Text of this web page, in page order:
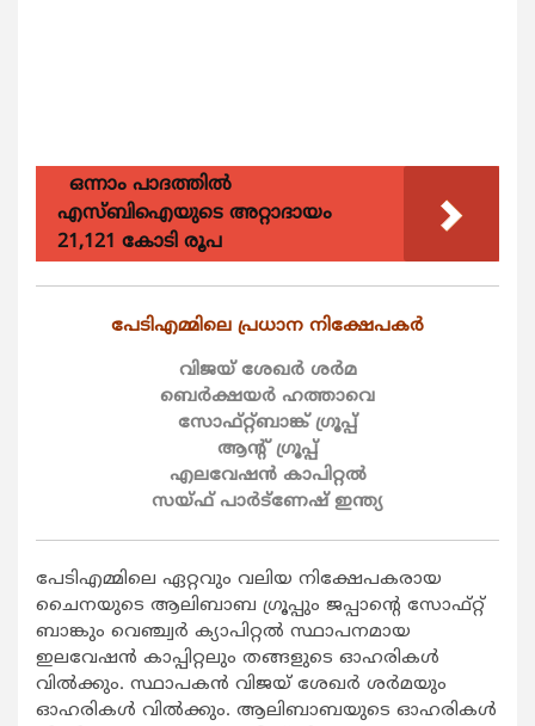
ഒന്നാം പാദത്തിൽ
എസ്ബിഐയുടെ അറ്റാദായം
21,121 കോടി രൂപ
പേടിഎമ്മിലെ പ്രധാന നിക്ഷേപകര്‍
വിജയ് ശേഖര്‍ ശര്‍മ
ബെര്‍ക്ഷയര്‍ ഹത്താവെ
സോഫ്റ്റ്ബാങ്ക് ഗ്രൂപ്പ്
ആന്‍റ് ഗ്രൂപ്പ്
എലവേഷന്‍ കാപിറ്റല്‍
സയ്ഫ് പാര്‍ട്ണേഷ് ഇന്ത്യ
പേടിഎമ്മിലെ ഏറ്റവും വലിയ നിക്ഷേപകരായ
ചൈനയുടെ ആലിബാബ ഗ്രൂപ്പും ജപ്പാന്‍റെ സോഫ്റ്റ്
ബാങ്കും വെഞ്ച്വര്‍ ക്യാപിറ്റല്‍ സ്ഥാപനമായ
ഇലവേഷന്‍ കാപ്പിറ്റലും തങ്ങളുടെ ഓഹരികള്‍
വില്‍ക്കും. സ്ഥാപകന്‍ വിജയ് ശേഖര്‍ ശര്‍മയും
ഓഹരികള്‍ വില്‍ക്കും. ആലിബാബയുടെ ഓഹരികള്‍